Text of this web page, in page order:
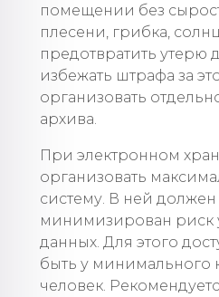
помещении без
плесени, грибка,
предотвратить утерю
избежать штрафа за
организовать
архива.
При электронном
организовать
систему. В ней должен
минимизирован риск
данных. Для этого
быть у минимального
человек.